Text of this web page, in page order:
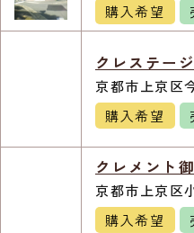
購入希望
クレステー
京都市上京区
購入希望
クレメント
京都市上京区
購入希望